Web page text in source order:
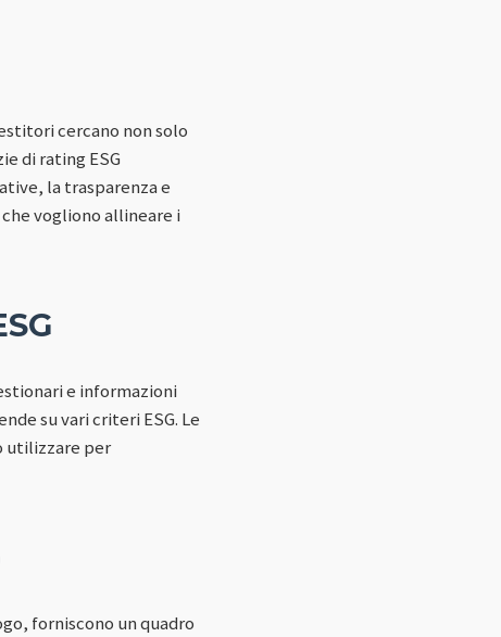
cercano non solo
di rating ESG
la trasparenza e
vogliono allineare i
e informazioni
su vari criteri ESG. Le
utilizzare per
forniscono un quadro